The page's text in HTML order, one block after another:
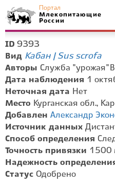
Портал
Млекопитающие
России
ID 9393
Вид Кабан | Sus scrofa
Авторы Служба "урожая"
Дата наблюдения 1
Неточная дата Нет
Место Курганская обл.,
Добавлен Александр
Источник данных
Способ определения
Точность привязки 1500
Надежность
Статус Одобрено